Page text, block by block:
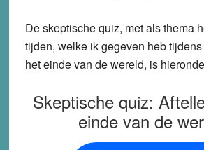
De skeptische quiz, met als thema
tijden, welke ik gegeven heb
het einde van de wereld, is
Skeptische quiz:
einde van de